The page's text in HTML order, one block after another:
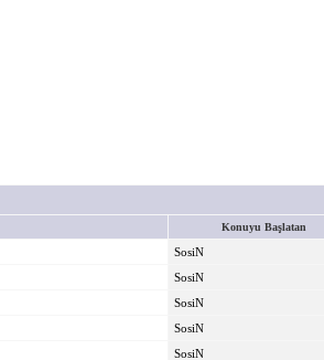
Konuyu Başlatan
SosiN
SosiN
SosiN
SosiN
SosiN